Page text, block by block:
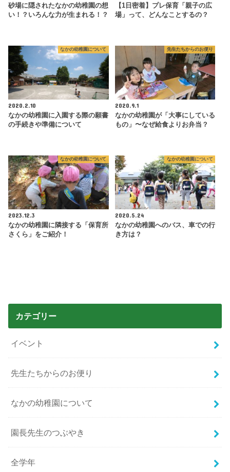
砂場に隠されたなかの幼稚園の想
い！？いろんな力が生まれる！？
【1日密着】プレ保育「親子の広
場」って、どんなことするの？
なかの幼稚園について
2020.2.10
なかの幼稚園に入園する際の願書
の手続きや準備について
先生たちからのお便り
2020.9.1
なかの幼稚園が「大事にしている
もの」〜なぜ給食よりお弁当？
なかの幼稚園について
2023.12.3
なかの幼稚園に隣接する「保育所
さくら」をご紹介！
なかの幼稚園について
2020.5.24
なかの幼稚園へのバス、車での行
き方は？
カテゴリー
イベント
先生たちからのお便り
なかの幼稚園について
園長先生のつぶやき
全学年